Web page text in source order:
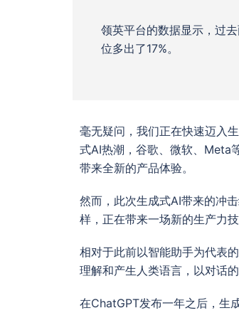
领英平台的数据显示，过
位多出了17%。
毫无疑问，我们正在快速迈入
式AI热潮，谷歌、微软、Meta
带来全新的产品体验。
然而，此次生成式AI带来的冲
样，正在带来一场新的生产力
相对于此前以智能助手为代表
理解和产生人类语言，以对话
在ChatGPT发布一年之后，生